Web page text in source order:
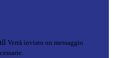
Verrà inviato un messaggio